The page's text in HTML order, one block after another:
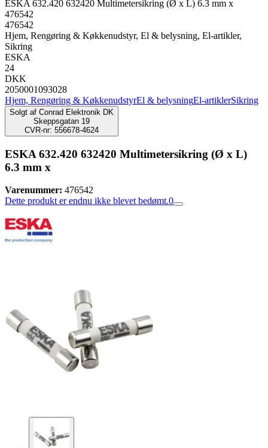
ESKA 632.420 632420 Multimetersikring (Ø x L) 6.3 mm x
476542
476542
Hjem, Rengøring & Køkkenudstyr, El & belysning, El-artikler,
Sikring
ESKA
24
DKK
2050001093028
Hjem, Rengøring & KøkkenudstyrEl & belysningEl-artiklerSikring
Solgt af Conrad Elektronik DK
Skeppsgatan 19
CVR-nr: 556678-4624
ESKA 632.420 632420 Multimetersikring (Ø x L)
6.3 mm x
Varenummer: 476542
Dette produkt er endnu ikke blevet bedømt.0